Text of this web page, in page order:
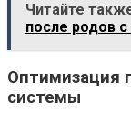
Читайте
после родов
Оптимизация
системы